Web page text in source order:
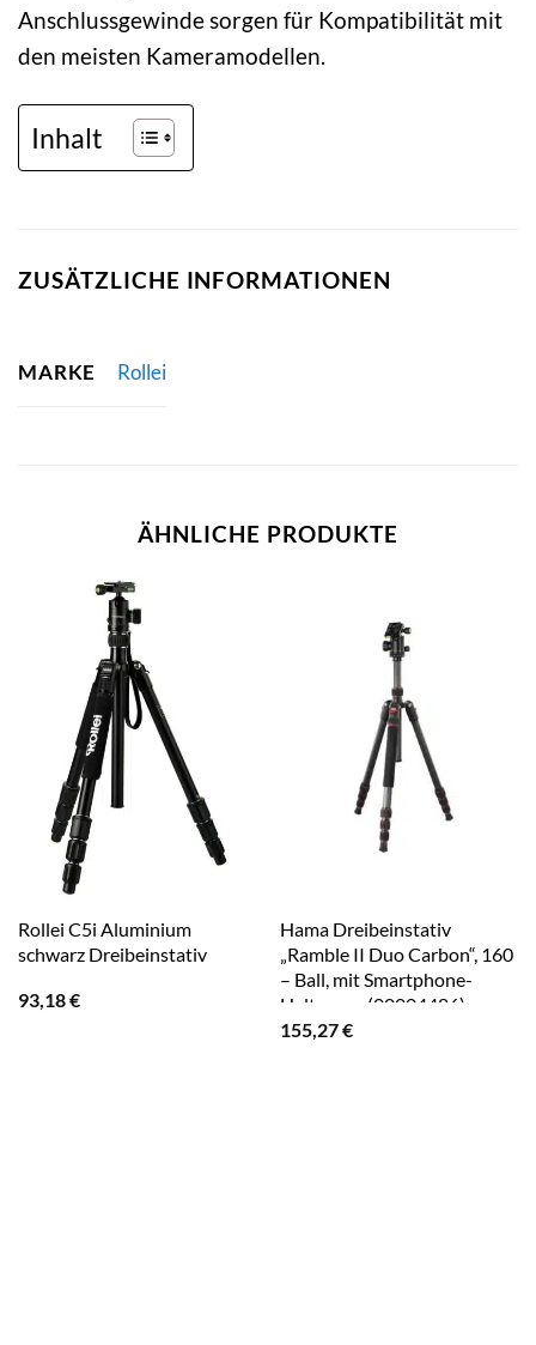
Anschlussgewinde sorgen für Kompatibilität mit
den meisten Kameramodellen.
Inhalt
ZUSÄTZLICHE INFORMATIONEN
MARKE Rollei
ÄHNLICHE PRODUKTE
Rollei C5i Aluminium
schwarz Dreibeinstativ
93,18€
Hama Dreibeinstativ
„Ramble II Duo Carbon“, 160
– Ball, mit Smartphone-
Halterung (00004486)
155,27€